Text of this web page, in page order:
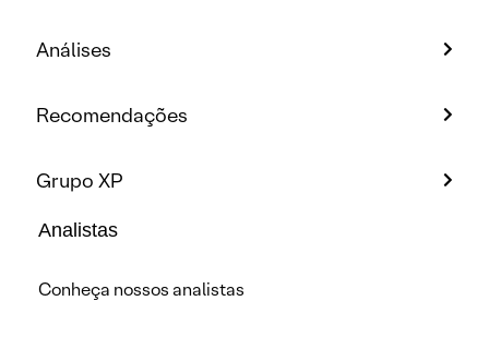
Análises
Recomendações
Grupo XP
Analistas
Conheça nossos analistas